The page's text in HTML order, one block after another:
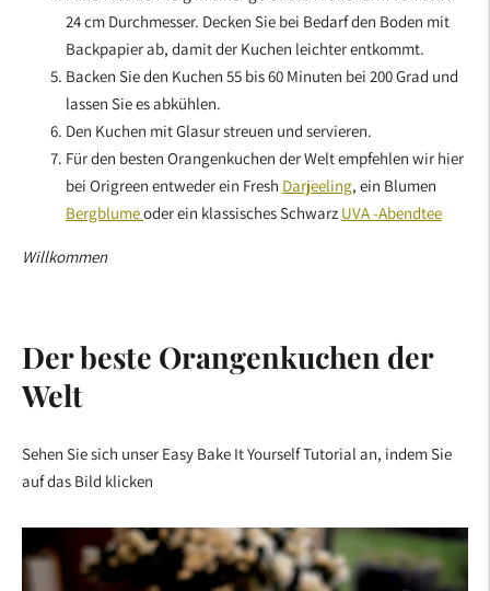
24 cm Durchmesser. Decken Sie bei Bedarf den Boden mit
Backpapier ab, damit der Kuchen leichter entkommt.
Backen Sie den Kuchen 55 bis 60 Minuten bei 200 Grad und
lassen Sie es abkühlen.
Den Kuchen mit Glasur streuen und servieren.
Für den besten Orangenkuchen der Welt empfehlen wir hier
bei Origreen entweder ein Fresh Darjeeling, ein Blumen
Bergblumeoder ein klassisches Schwarz UVA -Abendtee
Willkommen
Der beste Orangenkuchen der
Welt
Sehen Sie sich unser Easy Bake It Yourself Tutorial an, indem Sie
auf das Bild klicken